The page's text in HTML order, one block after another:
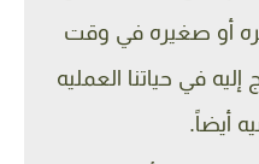
أو صغيره في وقت
في حياتنا العمليه
أيضاً.